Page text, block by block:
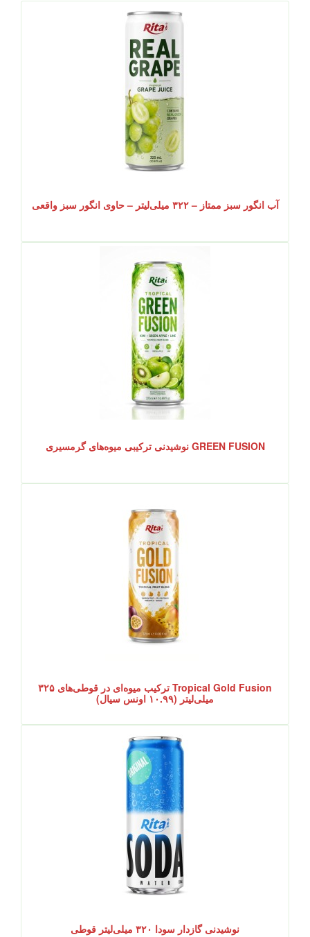
آب انگور سبز ممتاز – ۳۲۲ میلی‌لیتر – حاوی انگور سبز واقعی
GREEN FUSION نوشیدنی ترکیبی میوه‌های گرمسیری
Tropical Gold Fusion ترکیب میوه‌ای در قوطی‌های ۳۲۵
میلی‌لیتر (۱۰.۹۹ اونس سیال)
نوشیدنی گازدار سودا ۳۲۰ میلی‌لیتر قوطی